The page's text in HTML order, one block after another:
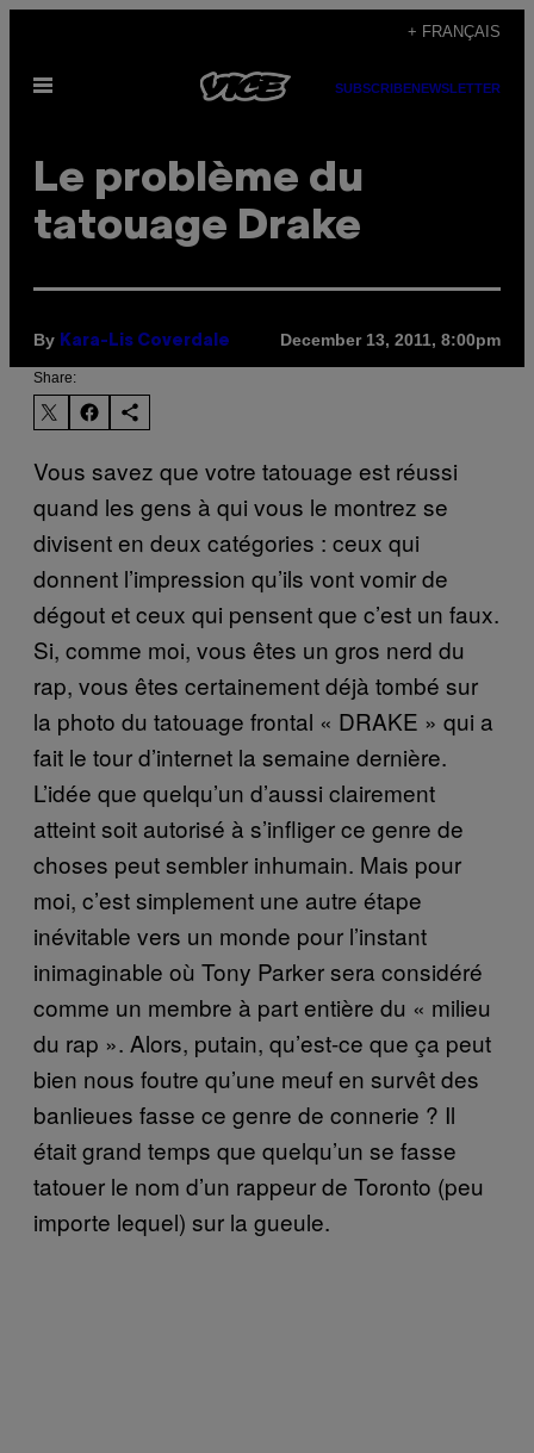
content
+ FRANÇAIS
Open
SUBSCRIBENEWSLETTER
Le problème du
tatouage Drake
By Kara-Lis Coverdale December 13, 2011, 8:00pm
Share:
Vous savez que votre tatouage est réussi
quand les gens à qui vous le montrez se
divisent en deux catégories : ceux qui
donnent l’impression qu’ils vont vomir de
dégout et ceux qui pensent que c’est un faux.
Si, comme moi, vous êtes un gros nerd du
rap, vous êtes certainement déjà tombé sur
la photo du tatouage frontal « DRAKE » qui a
fait le tour d’internet la semaine dernière.
L’idée que quelqu’un d’aussi clairement
atteint soit autorisé à s’infliger ce genre de
choses peut sembler inhumain. Mais pour
moi, c’est simplement une autre étape
inévitable vers un monde pour l’instant
inimaginable où Tony Parker sera considéré
comme un membre à part entière du « milieu
du rap ». Alors, putain, qu’est-ce que ça peut
bien nous foutre qu’une meuf en survêt des
banlieues fasse ce genre de connerie ? Il
était grand temps que quelqu’un se fasse
tatouer le nom d’un rappeur de Toronto (peu
importe lequel) sur la gueule.